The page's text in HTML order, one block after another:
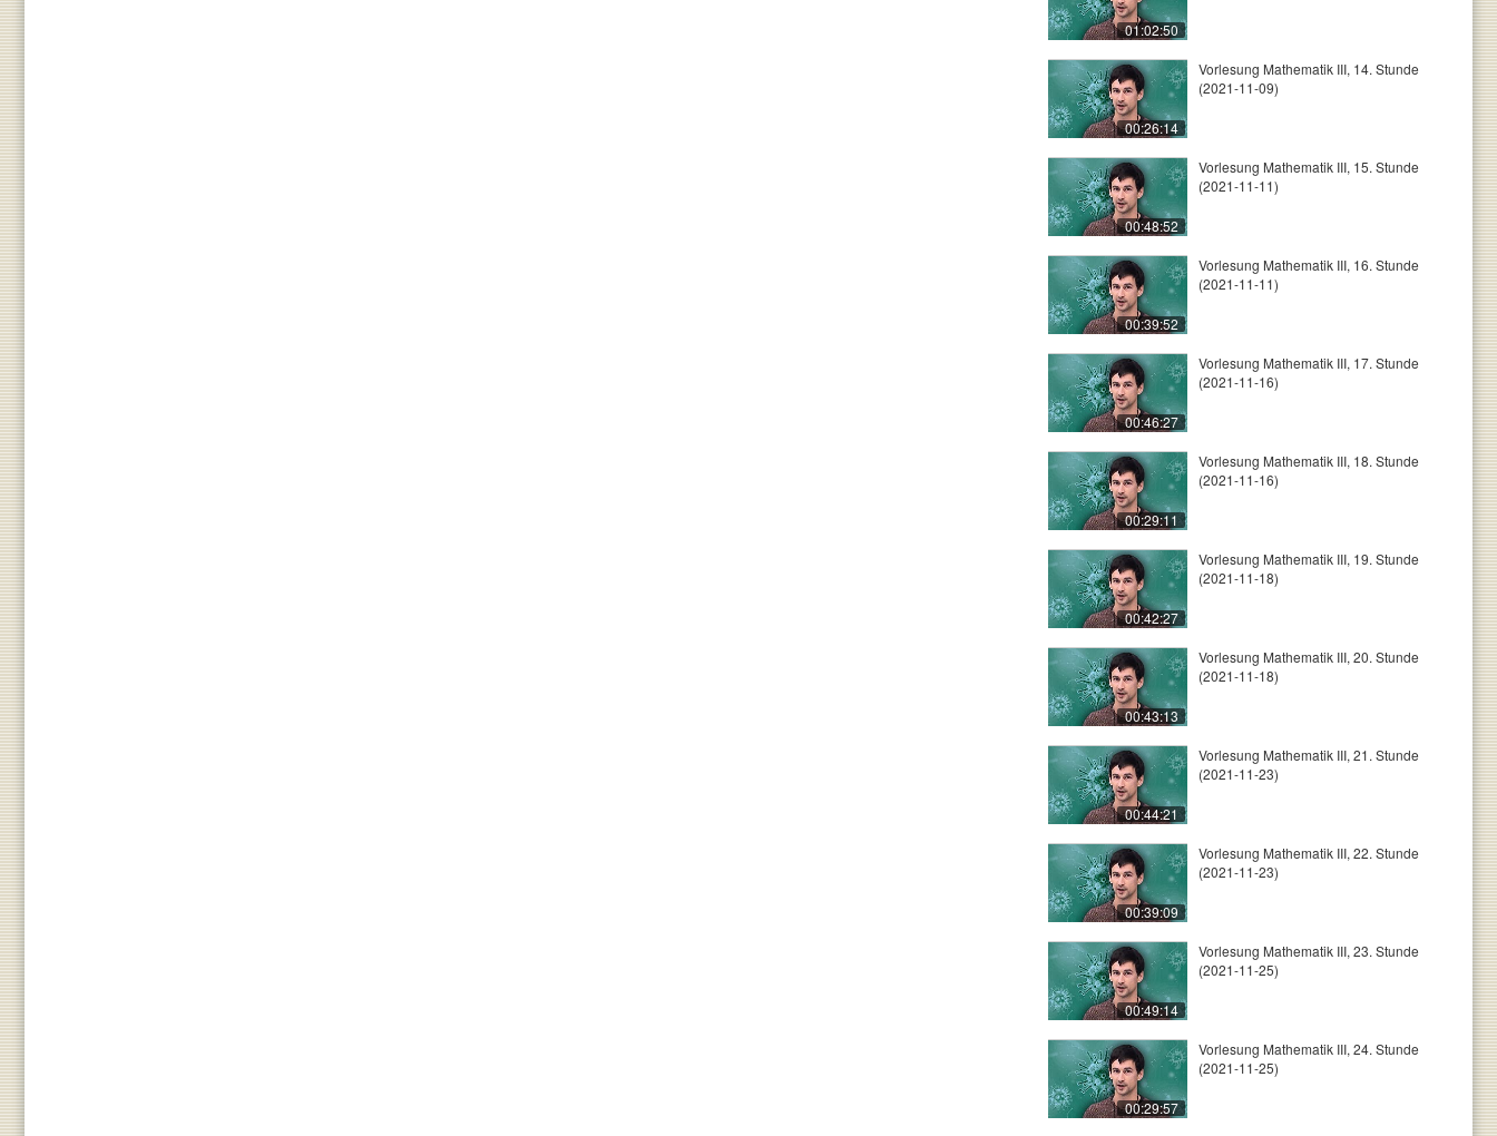
01:02:50
00:26:14
Vorlesung Mathematik III, 14. Stunde
(2021-11-09)
00:48:52
Vorlesung Mathematik III, 15. Stunde
(2021-11-11)
00:39:52
Vorlesung Mathematik III, 16. Stunde
(2021-11-11)
00:46:27
Vorlesung Mathematik III, 17. Stunde
(2021-11-16)
00:29:11
Vorlesung Mathematik III, 18. Stunde
(2021-11-16)
00:42:27
Vorlesung Mathematik III, 19. Stunde
(2021-11-18)
00:43:13
Vorlesung Mathematik III, 20. Stunde
(2021-11-18)
00:44:21
Vorlesung Mathematik III, 21. Stunde
(2021-11-23)
00:39:09
Vorlesung Mathematik III, 22. Stunde
(2021-11-23)
00:49:14
Vorlesung Mathematik III, 23. Stunde
(2021-11-25)
00:29:57
Vorlesung Mathematik III, 24. Stunde
(2021-11-25)